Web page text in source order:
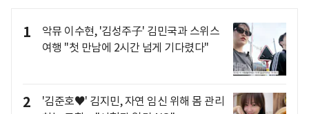
1
악뮤 이수현, '김성주子' 김민국과 스위스
여행 "첫 만남에 2시간 넘게 기다렸다"
2
'김준호♥' 김지민, 자연 임신 위해 몸 관리